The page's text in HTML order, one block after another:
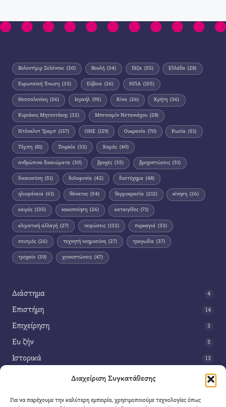
Διαχείριση Συγκατάθεσης
Για να παρέχουμε την καλύτερη εμπειρία, χρησιμοποιούμε τεχνολογίες όπως
Βολοντίμιρ Ζελένσκι (30) Βουλή (34) Γάζα (55) Ελλάδα (28)
Ευρωπαϊκή Ένωση (33) Εύβοια (26) ΗΠΑ (155)
Θεσσαλονίκη (56) Ισραήλ (95) Κίνα (26) Κρήτη (36)
Κυριάκος Μητσοτάκης (32) Μπενιαμίν Νετανιάχου (28)
Ντόναλντ Τραμπ (137) ΟΗΕ (129) Ουκρανία (70) Ρωσία (51)
Τέμπη (81) Τουρκία (32) Χαμάς (40)
ανθρώπινα δικαιώματα (30) βροχές (35) βροχοπτώσεις (31)
δικαιοσύνη (51) δολοφονία (42) δυστύχημα (48)
ηλιοφάνεια (61) θάνατος (54) θερμοκρασία (212) κίνηση (26)
καιρός (135) κακοποίηση (26) καταιγίδες (71)
κλιματική αλλαγή (27) νεφώσεις (132) πυρκαγιά (33)
σεισμός (26) τεχνητή νοημοσύνη (27) τραγωδία (37)
τροχαίο (39) χιονοπτώσεις (47)
Διάστημα 4
Επιστήμη 14
Επιχείρηση 3
Ευ ζήν 5
Ιστορικά 13
42